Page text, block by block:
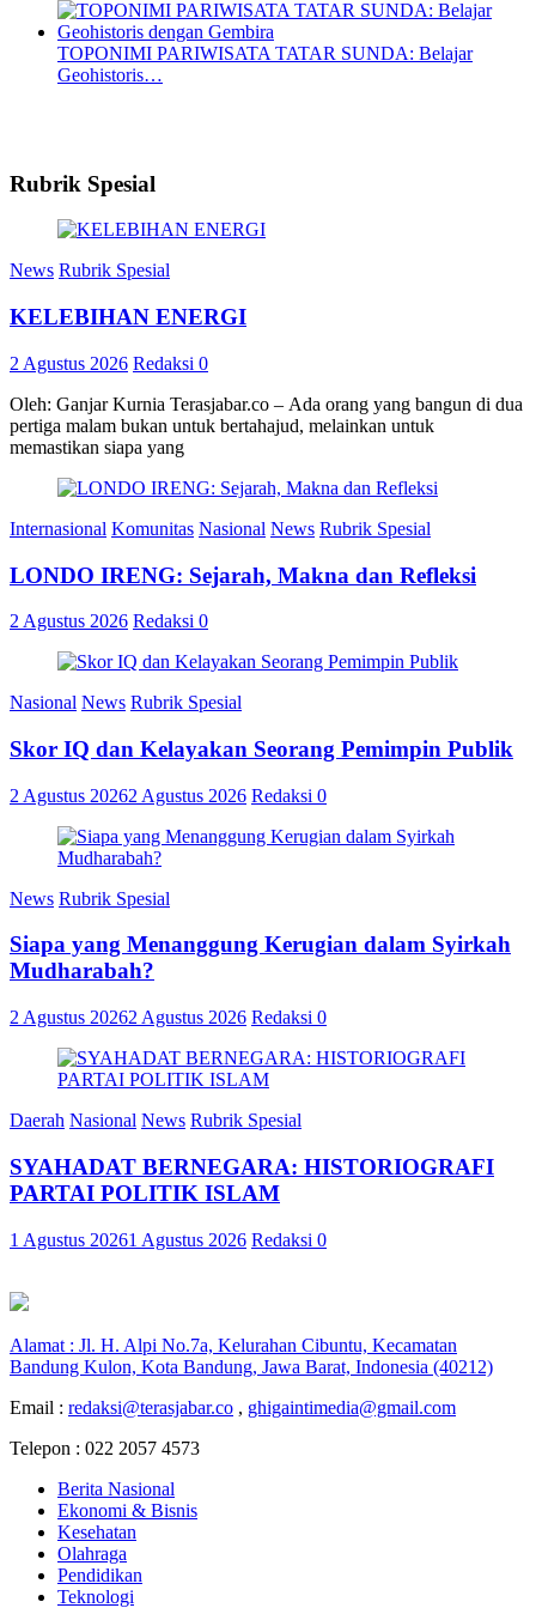
TOPONIMI PARIWISATA TATAR SUNDA: Belajar
Geohistoris…
Rubrik Spesial
News Rubrik Spesial
KELEBIHAN ENERGI
2 Agustus 2026 Redaksi 0
Oleh: Ganjar Kurnia Terasjabar.co – Ada orang yang bangun di dua
pertiga malam bukan untuk bertahajud, melainkan untuk
memastikan siapa yang
Internasional Komunitas Nasional News Rubrik Spesial
LONDO IRENG: Sejarah, Makna dan Refleksi
2 Agustus 2026 Redaksi 0
Nasional News Rubrik Spesial
Skor IQ dan Kelayakan Seorang Pemimpin Publik
2 Agustus 20262 Agustus 2026 Redaksi 0
News Rubrik Spesial
Siapa yang Menanggung Kerugian dalam Syirkah
Mudharabah?
2 Agustus 20262 Agustus 2026 Redaksi 0
Daerah Nasional News Rubrik Spesial
SYAHADAT BERNEGARA: HISTORIOGRAFI
PARTAI POLITIK ISLAM
1 Agustus 20261 Agustus 2026 Redaksi 0
Alamat : Jl. H. Alpi No.7a, Kelurahan Cibuntu, Kecamatan
Bandung Kulon, Kota Bandung, Jawa Barat, Indonesia (40212)
Email : redaksi@terasjabar.co , ghigaintimedia@gmail.com
Telepon : 022 2057 4573
Berita Nasional
Ekonomi & Bisnis
Kesehatan
Olahraga
Pendidikan
Teknologi